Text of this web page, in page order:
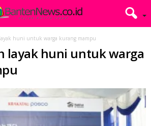
huni untuk warga kurang mampu
layak huni untuk warga